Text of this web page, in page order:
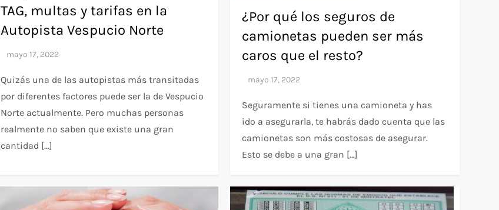
TAG, multas y tarifas en la
Autopista Vespucio Norte
Quizás una de las autopistas más transitadas
por diferentes factores puede ser la de Vespucio
Norte actualmente. Pero muchas personas
realmente no saben que existe una gran
cantidad […]
¿Por qué los seguros de
camionetas pueden ser más
caros que el resto?
Seguramente si tienes una camioneta y has
ido a asegurarla, te habrás dado cuenta que las
camionetas son más costosas de asegurar.
Esto se debe a una gran […]